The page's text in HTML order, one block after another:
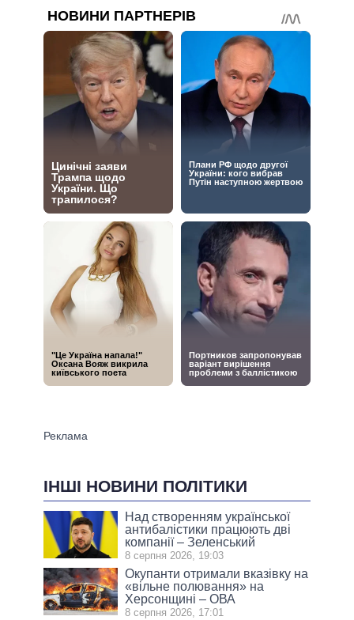
ІНШІ НОВИНИ ПОЛІТИКИ
Над створенням української
антибалістики працюють дві
компанії – Зеленський
8 серпня 2026, 19:03
Окупанти отримали вказівку на
«вільне полювання» на
Херсонщині – ОВА
8 серпня 2026, 17:01